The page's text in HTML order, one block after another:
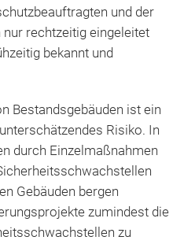
und der
nur rechtzeitig eingeleitet
bekannt und
Bestandsgebäuden ist ein
Risiko. In
durch Einzelmaßnahmen
Gebäuden bergen
zumindest die
zu